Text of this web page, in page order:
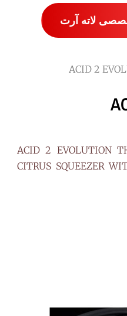
لاته آرت
ACID 2 EVOLUTION
CITRUS SQUEEZER